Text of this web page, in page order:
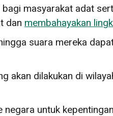
masyarakat adat
dan membahayakan
suara mereka
akan dilakukan di
untuk